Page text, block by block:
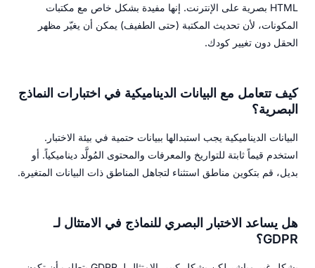
HTML بصرية على الإنترنت. إنها مفيدة بشكل خاص مع مكتبات
المكونات، لأن تحديث المكتبة (حتى الطفيف) يمكن أن يغيّر مظهر
الحقل دون تغيير كودك.
كيف تتعامل مع البيانات الديناميكية في اختبارات النماذج
البصرية؟
البيانات الديناميكية يجب استبدالها ببيانات حتمية في بيئة الاختبار.
استخدم قيماً ثابتة للتواريخ والمعرفات والمحتوى المُولَّد ديناميكياً. أو
بديل، قم بتكوين مناطق استثناء لتجاهل المناطق ذات البيانات المتغيرة.
هل يساعد الاختبار البصري للنماذج في الامتثال لـ
GDPR؟